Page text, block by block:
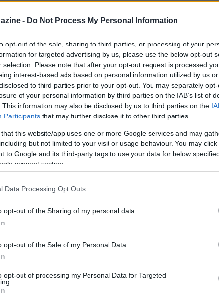
- Do Not Process My Personal Information
opt-out of the sale, sharing to third parties, or processing of your
for targeted advertising by us, please use the below opt-out
selection. Please note that after your opt-out request is processed
interest-based ads based on personal information utilized by us
to third parties prior to your opt-out. You may separately
of your personal information by third parties on the IAB’s list of
This information may also be disclosed by us to third parties on the
Participants that may further disclose it to other third parties.
that this website/app uses one or more Google services and may
but not limited to your visit or usage behaviour. You may
to Google and its third-party tags to use your data for below
consent section.
Data Processing Opt Outs
opt-out of the Sharing of my personal data.
opt-out of the Sale of my Personal Data.
opt-out of processing my Personal Data for Targeted
del mercato e il futuro di Umar Sadiq
sono in trattative per definire il prestito
chiaramente l’intenzione di tornare a
Il progresso dell’operazione è lento e
la sua proposta di prestito a un
basco le condizioni economiche e la
acquisto obbligatorio o facoltativo. La
di acquisto sia obbligatoria, mentre il
un’opzione per ora. La necessità di
scontra con l’esigenza dei valencianisti di
preannunciano cruciali. In base alle ultime
bocciata: il club catalano aveva mostrato
il calciatore ha chiarito che la sua unica
ha avuto un ruolo determinante
Real Sociedad, che ora deve trovare